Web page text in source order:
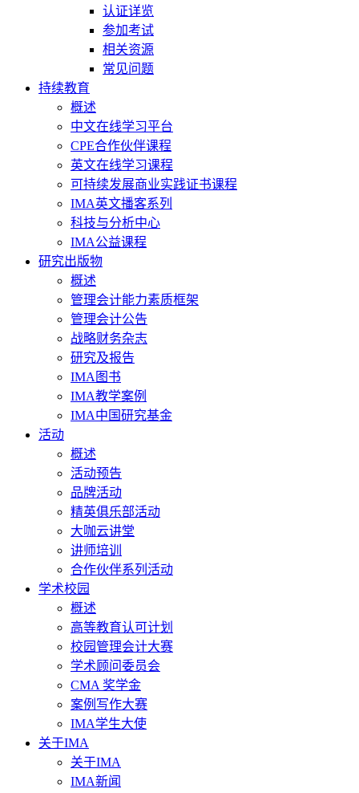
认证详览
参加考试
相关资源
常见问题
持续教育
概述
中文在线学习平台
CPE合作伙伴课程
英文在线学习课程
可持续发展商业实践证书课程
IMA英文播客系列
科技与分析中心
IMA公益课程
研究出版物
概述
管理会计能力素质框架
管理会计公告
战略财务杂志
研究及报告
IMA图书
IMA教学案例
IMA中国研究基金
活动
概述
活动预告
品牌活动
精英俱乐部活动
大咖云讲堂
讲师培训
合作伙伴系列活动
学术校园
概述
高等教育认可计划
校园管理会计大赛
学术顾问委员会
CMA 奖学金
案例写作大赛
IMA学生大使
关于IMA
关于IMA
IMA新闻